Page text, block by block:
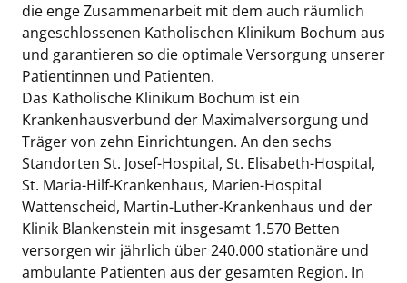
die enge Zusammenarbeit mit dem auch räumlich
angeschlossenen Katholischen Klinikum Bochum aus
und garantieren so die optimale Versorgung unserer
Patientinnen und Patienten.
Das Katholische Klinikum Bochum ist ein
Krankenhausverbund der Maximalversorgung und
Träger von zehn Einrichtungen. An den sechs
Standorten St. Josef-Hospital, St. Elisabeth-Hospital,
St. Maria-Hilf-Krankenhaus, Marien-Hospital
Wattenscheid, Martin-Luther-Krankenhaus und der
Klinik Blankenstein mit insgesamt 1.570 Betten
versorgen wir jährlich über 240.000 stationäre und
ambulante Patienten aus der gesamten Region. In